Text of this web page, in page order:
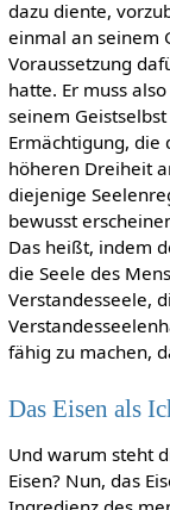
dazu diente,
einmal an seinem
Voraussetzung
hatte. Er muss
seinem
Ermächtigung, die
höheren Dreiheit
diejenige
bewusst
Das heißt, indem
die Seele des
Verstandesseele,
fähig zu machen,
Das Eisen als
Und warum steht
Eisen? Nun, das